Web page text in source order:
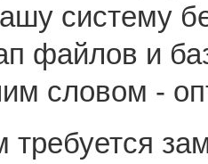
систему
файлов и
словом -
требуется